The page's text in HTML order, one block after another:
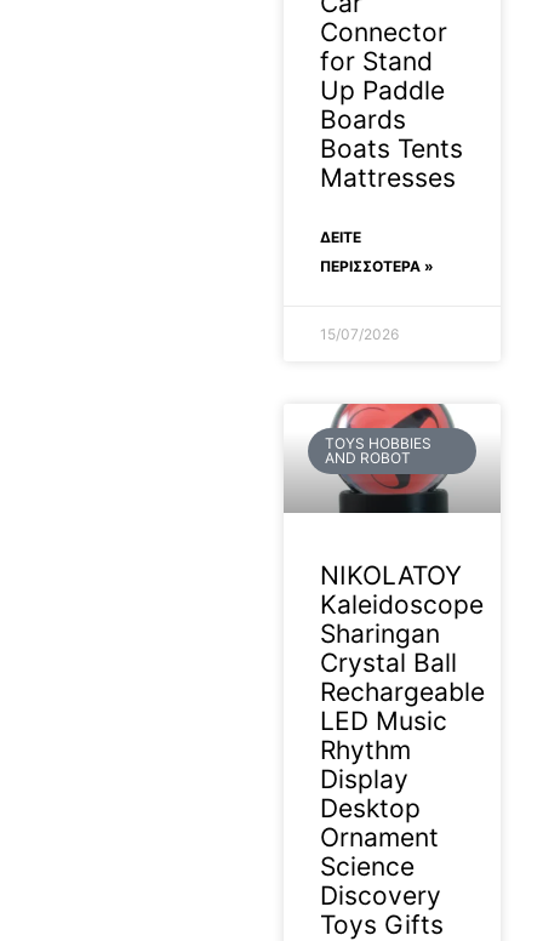
Connector
for Stand
Up Paddle
Boards
Boats Tents
Mattresses
ΔΕΊΤΕ
ΠΕΡΙΣΣΟΤΕΡΑ »
15/07/2026
TOYS HOBBIES
AND ROBOT
NIKOLATOY
Kaleidoscope
Sharingan
Crystal Ball
Rechargeable
LED Music
Rhythm
Display
Desktop
Ornament
Science
Discovery
Toys Gifts